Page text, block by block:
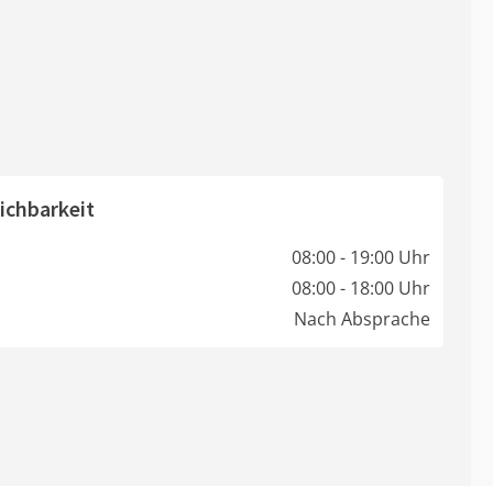
08:00 - 19:00 Uhr
08:00 - 18:00 Uhr
Nach Absprache